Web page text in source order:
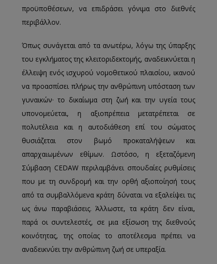
προϋποθέσεων, να επιδράσει γόνιμα στο διεθνές
περιβάλλον.
Όπως συνάγεται από τα ανωτέρω, λόγω της ύπαρξης
του εγκλήματος της κλειτοριδεκτομής, αναδεικνύεται η
έλλειψη ενός ισχυρού νομοθετικού πλαισίου, ικανού
να προασπίσει πλήρως την ανθρώπινη υπόσταση των
γυναικών· το δικαίωμα στη ζωή και την υγεία τους
υπονομεύεται, η αξιοπρέπεια μετατρέπεται σε
πολυτέλεια και η αυτοδιάθεση επί του σώματος
θυσιάζεται στον βωμό προκαταλήψεων και
απαρχαιωμένων εθίμων. Ωστόσο, η εξεταζόμενη
Σύμβαση CEDAW περιλαμβάνει σπουδαίες ρυθμίσεις
που με τη συνδρομή και την ορθή αξιοποίησή τους
από τα συμβαλλόμενα κράτη δύναται να εξαλείψει τις
ως άνω παραβιάσεις. Άλλωστε, τα κράτη δεν είναι,
παρά οι συντελεστές, σε μια εξίσωση της διεθνούς
κοινότητας, της οποίας το αποτέλεσμα πρέπει να
αναδεικνύει την ανθρώπινη ζωή σε υπεραξία.